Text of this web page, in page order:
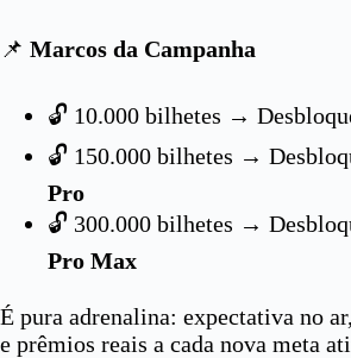
📌 Marcos da Campanha
🔓 10.000 bilhetes →
🔓 150.000 bilhetes →
Pro
🔓 300.000 bilhetes →
Pro Max
É pura adrenalina: expectativa no
e prêmios reais a cada nova meta